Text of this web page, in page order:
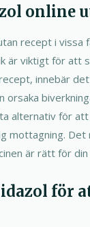
online
recept i vissa
är viktigt för att
innebär
orsaka
alternativ för
mottagning.
är rätt för din
för